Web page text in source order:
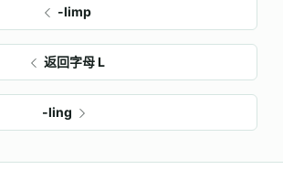
-limp
返回字母 L
-ling